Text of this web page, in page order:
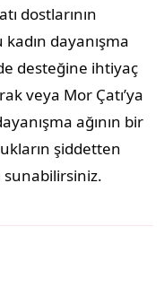
dostlarının
dayanışma
desteğine ihtiyaç
veya Mor Çatı’ya
ağının bir
şiddetten
sunabilirsiniz.